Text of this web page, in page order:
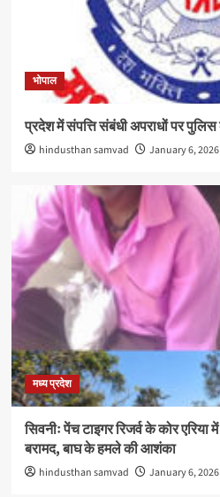
भोपाल
प्रदेश में संपत्ति संबंधी अपराधों पर पुलिस
hindusthan samvad January 6, 2026
मध्य प्रदेश
सिवनीः पेंच टाइगर रिजर्व के कोर एरिया
बरामद, बाघ के हमले की आशंका
hindusthan samvad January 6, 2026